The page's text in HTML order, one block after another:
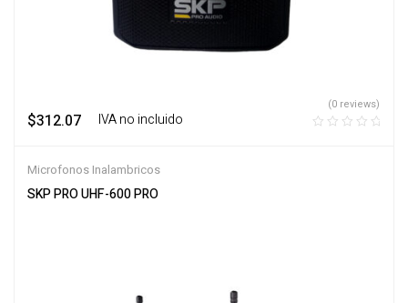
$312.07 ‎ ‎ ‎ IVA no incluido
(0 reviews)
Microfonos Inalambricos
SKP PRO UHF-600 PRO